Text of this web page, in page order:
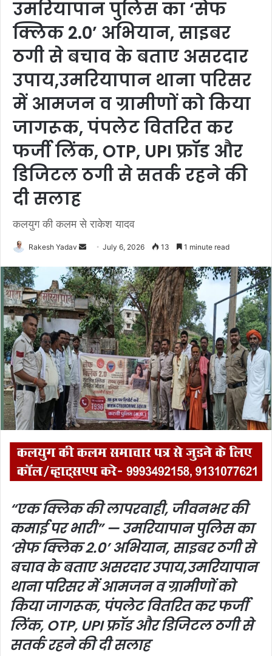
उमरियापान पुलिस का ‘सेफ
क्लिक 2.0’ अभियान, साइबर
ठगी से बचाव के बताए असरदार
उपाय,उमरियापान थाना परिसर
में आमजन व ग्रामीणों को किया
जागरूक, पंपलेट वितरित कर
फर्जी लिंक, OTP, UPI फ्रॉड और
डिजिटल ठगी से सतर्क रहने की
दी सलाह
कलयुग की कलम से राकेश यादव
Rakesh Yadav
n
d
a
n
e
m
a
i
l
July 6, 2026 13 1 minute read
“एक क्लिक की लापरवाही, जीवनभर की
कमाई पर भारी” — उमरियापान पुलिस का
‘सेफ क्लिक 2.0’ अभियान, साइबर ठगी से
बचाव के बताए असरदार उपाय,उमरियापान
थाना परिसर में आमजन व ग्रामीणों को
किया जागरूक, पंपलेट वितरित कर फर्जी
लिंक, OTP, UPI फ्रॉड और डिजिटल ठगी से
सतर्क रहने की दी सलाह